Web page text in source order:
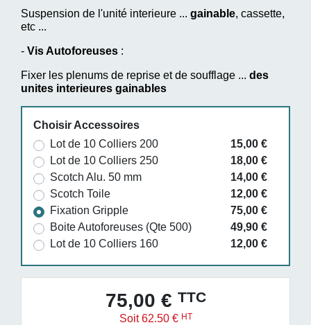
Suspension de l'unité interieure ... gainable, cassette,
etc ...
- Vis Autoforeuses :
Fixer les plenums de reprise et de soufflage ... des
unites interieures gainables
Choisir Accessoires
Lot de 10 Colliers 200
15,00 €
Lot de 10 Colliers 250
18,00 €
Scotch Alu. 50 mm
14,00 €
Scotch Toile
12,00 €
Fixation Gripple
75,00 €
Boite Autoforeuses (Qte 500)
49,90 €
Lot de 10 Colliers 160
12,00 €
75,00 € TTC
Soit 62.50 € HT